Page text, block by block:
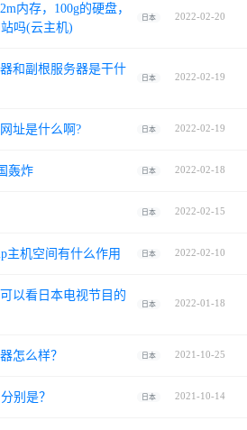
内存，100g的硬盘，
吗(云主机)
日本 2022-02-20
和副根服务器是干什
日本 2022-02-19
址是什么啊? 日本 2022-02-19
轰炸 日本 2022-02-18
日本 2022-02-15
主机空间有什么作用 日本 2022-02-10
以看日本电视节目的
日本 2022-01-18
怎么样？ 日本 2021-10-25
别是？ 日本 2021-10-14